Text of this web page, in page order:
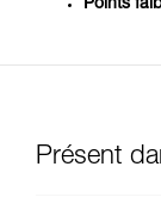
Points
Présent